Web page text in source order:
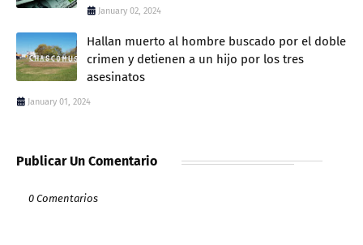
January 02, 2024
Hallan muerto al hombre buscado por el doble
crimen y detienen a un hijo por los tres
asesinatos
January 01, 2024
Publicar Un Comentario
0 Comentarios